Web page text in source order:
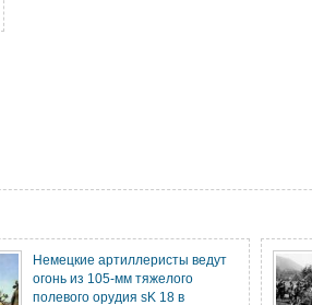
Немецкие артиллеристы ведут
огонь из 105-мм тяжелого
полевого орудия sK 18 в